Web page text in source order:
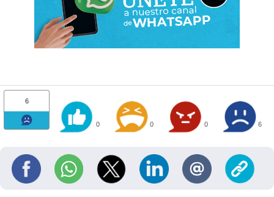
6
0 0 0 6